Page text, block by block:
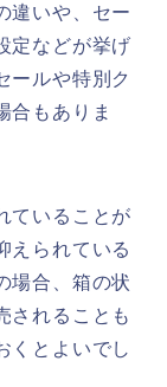
違いや、セー
定などが挙げ
ールや特別ク
合もありま
ていることが
えられている
場合、箱の状
されることも
くとよいでし